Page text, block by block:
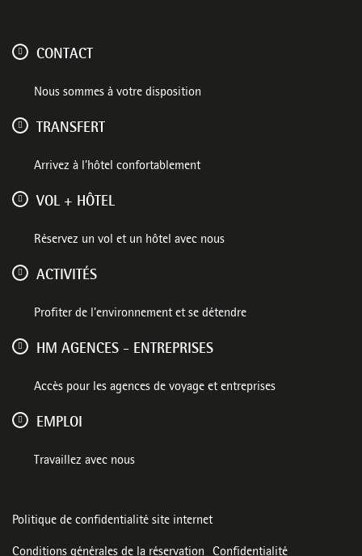
CONTACT
Nous sommes à votre disposition
TRANSFERT
Arrivez à l’hôtel confortablement
VOL + HÔTEL
Réservez un vol et un hôtel avec nous
ACTIVITÉS
Profiter de l'environnement et se détendre
HM AGENCES - ENTREPRISES
Accès pour les agences de voyage et entreprises
EMPLOI
Travaillez avec nous
Politique de confidentialité site internet
Conditions générales de la réservation Confidentialité